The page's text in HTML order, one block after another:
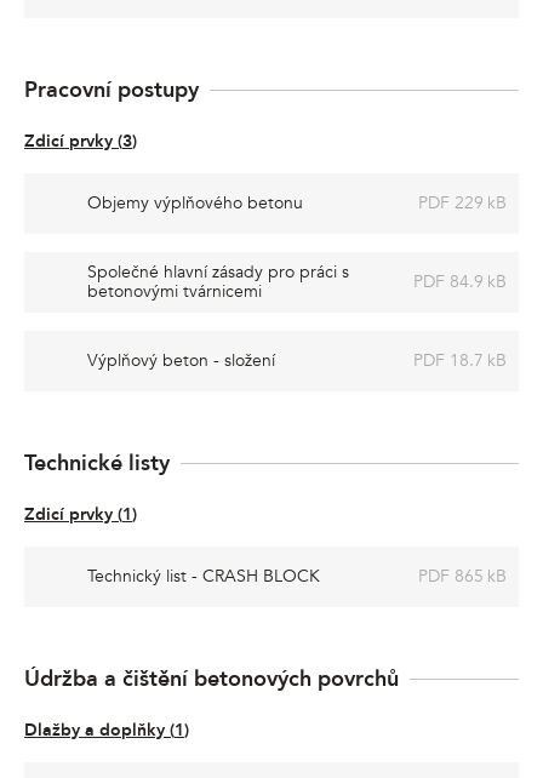
Pracovní postupy
Zdicí prvky (3)
Objemy výplňového betonu PDF 229 kB
Společné hlavní zásady pro práci s
betonovými tvárnicemi
PDF 84.9 kB
Výplňový beton - složení PDF 18.7 kB
Technické listy
Zdicí prvky (1)
Technický list - CRASH BLOCK PDF 865 kB
Údržba a čištění betonových povrchů
Dlažby a doplňky (1)